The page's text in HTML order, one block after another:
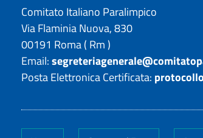
Comitato Italiano Paralimpico
Via Flaminia Nuova, 830
00191 Roma( Rm)
Email:
Posta Elettronica Certificata: